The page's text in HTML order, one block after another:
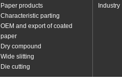
Paper products
Characteristic parting
OEM and export of coated
paper
Dry compound
Wide slitting
Die cutting